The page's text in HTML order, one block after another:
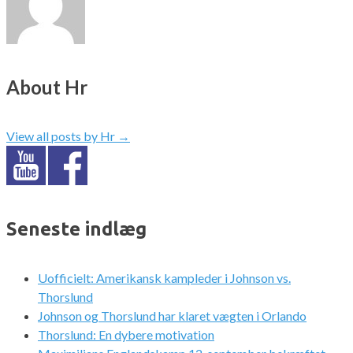
About Hr
View all posts by Hr →
Seneste indlæg
Uofficielt: Amerikansk kampleder i Johnson vs.
Thorslund
Johnson og Thorslund har klaret vægten i Orlando
Thorslund: En dybere motivation